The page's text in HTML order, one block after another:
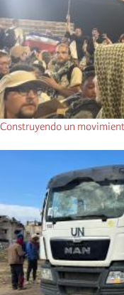
Construyendo un